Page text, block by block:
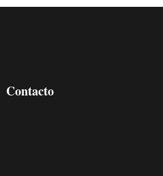
Contacto